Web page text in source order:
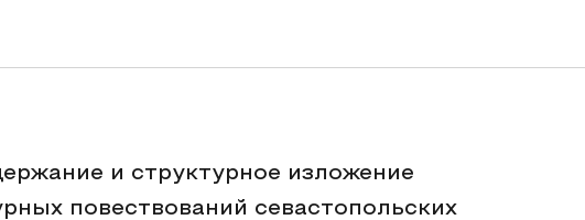
и структурное изложение
повествований севастопольских